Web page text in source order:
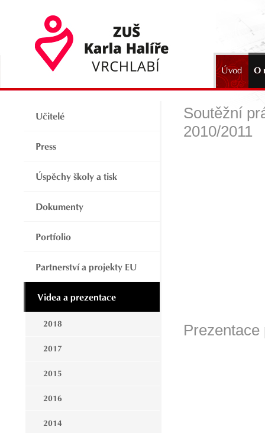
Úvod O
2024
Učitelé
Press
Úspěchy školy a tisk
Dokumenty
Portfolio
Partnerství a projekty EU
Videa a prezentace
2018
2017
2015
2016
2014
Soutěžní
2010/2011